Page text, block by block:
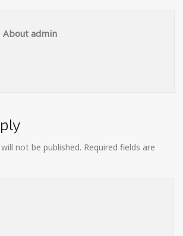
About admin
not be published. Required fields are